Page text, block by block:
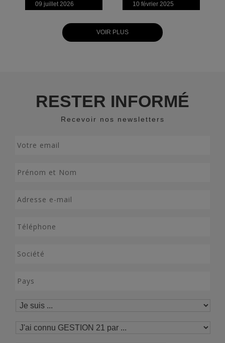
09 juillet 2026 10 février 2025
VOIR PLUS
RESTER INFORMÉ
Recevoir nos newsletters